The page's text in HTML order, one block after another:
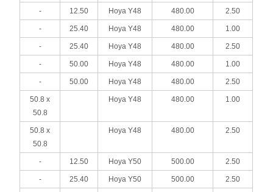
- 12.50 Hoya Y48 480.00 2.50
- 25.40 Hoya Y48 480.00 1.00
- 25.40 Hoya Y48 480.00 2.50
- 50.00 Hoya Y48 480.00 1.00
- 50.00 Hoya Y48 480.00 2.50
50.8 x
50.8
Hoya Y48 480.00 1.00
50.8 x
50.8
Hoya Y48 480.00 2.50
- 12.50 Hoya Y50 500.00 2.50
- 25.40 Hoya Y50 500.00 2.50